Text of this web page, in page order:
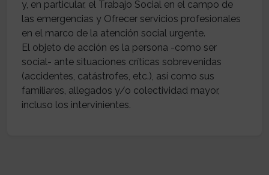
y, en particular, el Trabajo Social en el campo de
las emergencias y Ofrecer servicios profesionales
en el marco de la atención social urgente.
El objeto de acción es la persona -como ser
social- ante situaciones críticas sobrevenidas
(accidentes, catástrofes, etc.), así como sus
familiares, allegados y/o colectividad mayor,